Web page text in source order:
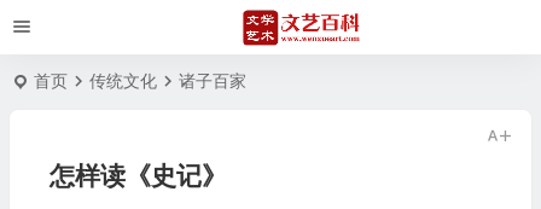
首页 传统文化 诸子百家
怎样读《史记》